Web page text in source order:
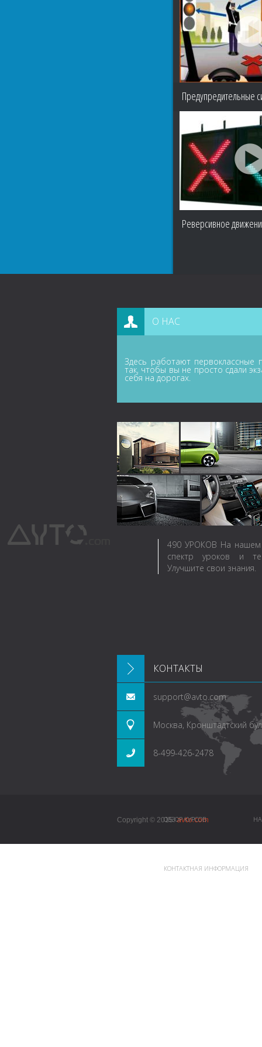
Предупредительные
Реверсивное
О НАС
Здесь работают первоклассные
так, чтобы вы не просто сдали
себя на дорогах.
490 УРОКОВ На нашем
спектр уроков и
Улучшите свои знания.
КОНТАКТЫ
support@avto.com
Москва, Кронштадтский
8-499-426-2478
Copyright © 2015.avto.com
ОБЗОР КУРСОВ
КОНТАКТНАЯ ИНФОРМАЦИЯ